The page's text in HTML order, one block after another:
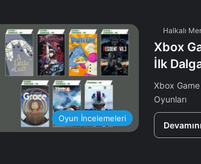
Oyun İncelemeleri
Halkalı
Xbox
İlk
Xbox
Oyunları